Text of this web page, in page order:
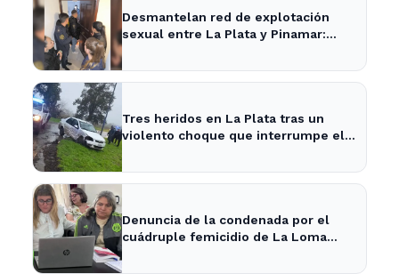
Desmantelan red de explotación
sexual entre La Plata y Pinamar:
Tres heridos en La Plata tras un
violento choque que interrumpe el
Denuncia de la condenada por el
cuádruple femicidio de La Loma